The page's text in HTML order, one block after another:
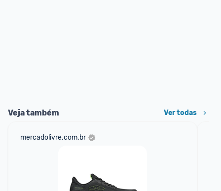
Veja também Ver todas
mercadolivre.com.br